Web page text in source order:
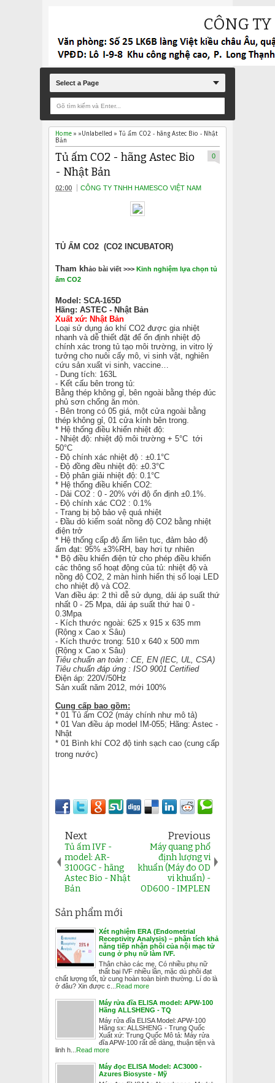
CÔNG
Select a Page
Home » »Unlabelled » Tủ ấm CO2 - hãng Astec Bio - Nhật
Bản
Tủ ấm CO2 - hãng Astec Bio
- Nhật Bản
02:00 CÔNG TY TNHH HAMESCO VIỆT NAM
0
TỦ ẤM CO2 (CO2 INCUBATOR)
Tham khảo bài viết >>> Kinh nghiệm lựa chọn tủ
ấm CO2
Model: SCA-165D
Hãng: ASTEC - Nhật Bản
Xuất xứ: Nhật Bản
Loại sử dụng áo khí CO2 được gia nhiệt
nhanh và dễ thiết đặt để ổn định nhiệt độ
chính xác trong tủ tạo môi trường, in vitro lý
tưởng cho nuôi cấy mô, vi sinh vật, nghiên
cứu sản xuất vi sinh, vaccine…
- Dung tích: 163L
- Kết cấu bên trong tủ:
Bằng thép không gỉ, bên ngoài bằng thép đúc
phủ sơn chống ăn mòn.
- Bên trong có 05 giá, một cửa ngoài bằng
thép không gỉ, 01 cửa kính bên trong.
* Hệ thống điều khiển nhiệt độ:
- Nhiệt độ: nhiệt độ môi trường + 5°C tới
50°C
- Độ chính xác nhiệt độ : ±0.1°C
- Độ đồng đều nhiệt độ: ±0.3°C
- Độ phân giải nhiệt độ: 0.1°C
* Hệ thống điều khiển CO2:
- Dải CO2 : 0 - 20% với độ ổn định ±0.1%.
- Độ chính xác CO2 : 0.1%
- Trang bị bộ bảo vệ quá nhiệt
- Đầu dò kiểm soát nồng độ CO2 bằng nhiệt
điện trở
* Hệ thống cấp độ ẩm liên tục, đảm bảo độ
ẩm đạt: 95% ±3%RH, bay hơi tự nhiên
* Bộ điều khiển điện tử cho phép điều khiển
các thông số hoạt động của tủ: nhiệt độ và
nồng độ CO2, 2 màn hình hiển thị số loại LED
cho nhiệt độ và CO2.
Van điều áp: 2 thì dễ sử dụng, dải áp suất thứ
nhất 0 - 25 Mpa, dải áp suất thứ hai 0 -
0.3Mpa
- Kích thước ngoài: 625 x 915 x 635 mm
(Rộng x Cao x Sâu)
- Kích thước trong: 510 x 640 x 500 mm
(Rộng x Cao x Sâu)
Tiêu chuẩn an toàn : CE, EN (IEC, UL, CSA)
Tiêu chuẩn đáp ứng : ISO 9001 Certified
Điện áp: 220V/50Hz
Sản xuất năm 2012, mới 100%
Cung cấp bao gồm:
* 01 Tủ ấm CO2 (máy chính như mô tả)
* 01 Van điều áp model IM-055; Hãng: Astec -
Nhật
* 01 Bình khí CO2 độ tinh sạch cao (cung cấp
trong nước)
Next
Tủ ấm IVF -
model: AR-
3100GC - hãng
Astec Bio - Nhật
Bản
Previous
Máy quang phổ
định lượng vi
khuẩn (Máy đo OD
vi khuẩn) -
OD600 - IMPLEN
Sản phẩm mới
Xét nghiệm ERA (Endometrial
Receptivity Analysis) – phân tích khả
năng tiếp nhận phôi của nội mạc tử
cung ở phụ nữ làm IVF.
Thân chào các mẹ, Có nhiều phụ nữ
thất bại IVF nhiều lần, mặc dù phôi đạt
chất lượng tốt, tử cung hoàn toàn bình thường. Lí do là
ở đâu? Xin được c...
Read more
Máy rửa đĩa ELISA model: APW-100
Hãng ALLSHENG - TQ
Máy rửa đĩa ELISA Model: APW-100
Hãng sx: ALLSHENG - Trung Quốc
Xuất xứ: Trung Quốc Mô tả: Máy rửa
đĩa APW-100 rất dễ dàng, thuận tiện và
linh h...
Read more
Máy đọc ELISA Model: AC3000 -
Azures Biosyste - Mỹ